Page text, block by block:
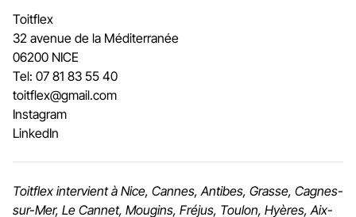
Toitflex
32 avenue de la Méditerranée
06200 NICE
Tel: 07 81 83 55 40
toitflex@gmail.com
Instagram
LinkedIn
Toitflex intervient à Nice, Cannes, Antibes, Grasse, Cagnes-
sur-Mer, Le Cannet, Mougins, Fréjus, Toulon, Hyères, Aix-